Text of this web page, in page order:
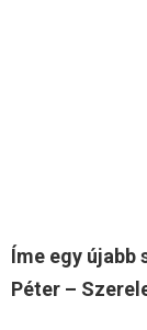
Íme egy újabb
Péter –